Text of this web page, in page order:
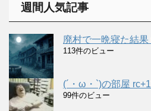
週間人気記事
廃村で一晩寝た結果
113件のビュー
(´・ω・`)の部屋
99件のビュー